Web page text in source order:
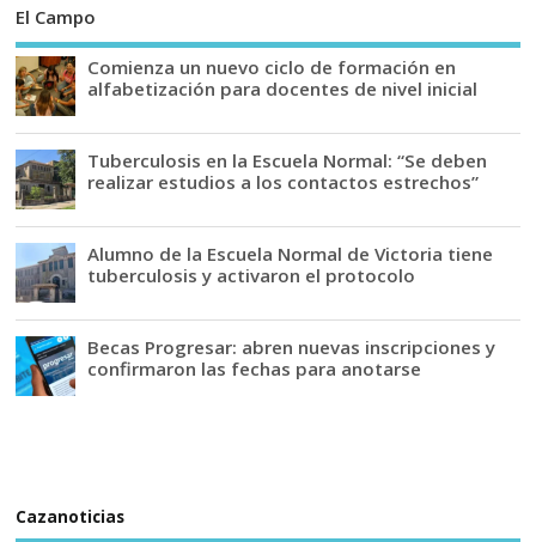
El Campo
Comienza un nuevo ciclo de formación en
alfabetización para docentes de nivel inicial
Tuberculosis en la Escuela Normal: “Se deben
realizar estudios a los contactos estrechos”
Alumno de la Escuela Normal de Victoria tiene
tuberculosis y activaron el protocolo
Becas Progresar: abren nuevas inscripciones y
confirmaron las fechas para anotarse
Cazanoticias